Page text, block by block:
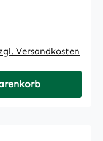
Versandkosten